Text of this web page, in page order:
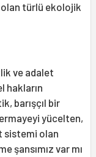
türlü ekolojik
ve adalet
hakların
barışçıl bir
yücelten,
sistemi olan
şansımız var mı